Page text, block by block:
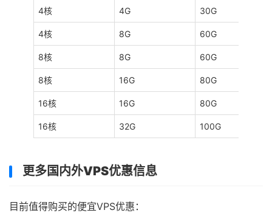
4核 4G 30G
4核 8G 60G
8核 8G 60G
8核 16G 80G
16核 16G 80G
16核 32G 100G
更多国内外VPS优惠信息
目前值得购买的便宜VPS优惠：